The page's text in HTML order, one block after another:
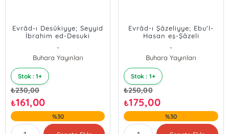
Evrâd-ı Desûkiyye; Seyyid
İbrahim ed-Desuki
-
Buhara Yayınları
Stok : 1+
₺230,00
₺161,00
%30
Evrâd-ı Şâzeliyye; Ebu'l-
Hasan eş-Şâzeli
-
Buhara Yayınları
Stok : 1+
₺250,00
₺175,00
%30